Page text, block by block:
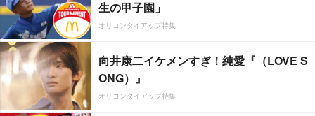
生の甲子園」
オリコンタイアップ特集
向井康二イケメンすぎ！純愛『（LOVE S
ONG）』
オリコンタイアップ特集